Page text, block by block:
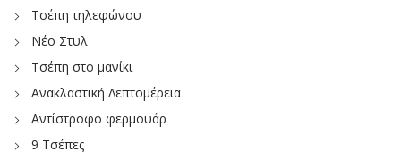
Τσέπη τηλεφώνου
Νέο Στυλ
Τσέπη στο μανίκι
Ανακλαστική Λεπτομέρεια
Αντίστροφο φερμουάρ
9 Τσέπες